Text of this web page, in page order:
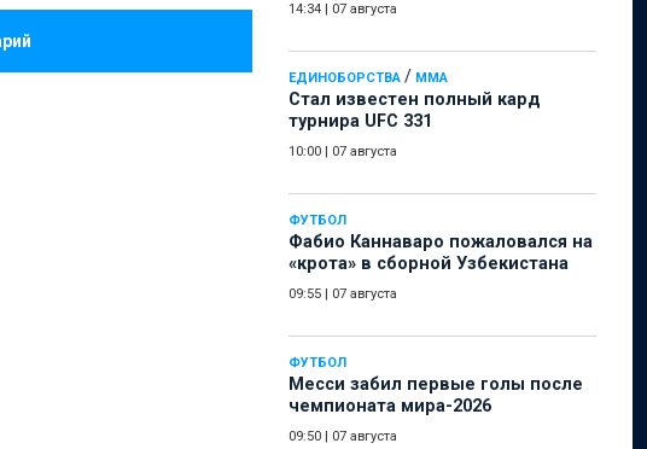
14:34 07 августа
ЕДИНОБОРСТВА / ММА
Стал известен полный кард
турнира UFC 331
10:00 07 августа
ФУТБОЛ
Фабио Каннаваро пожаловался на
«крота» в сборной Узбекистана
09:55 07 августа
ФУТБОЛ
Месси забил первые голы после
чемпионата мира-2026
09:50 07 августа